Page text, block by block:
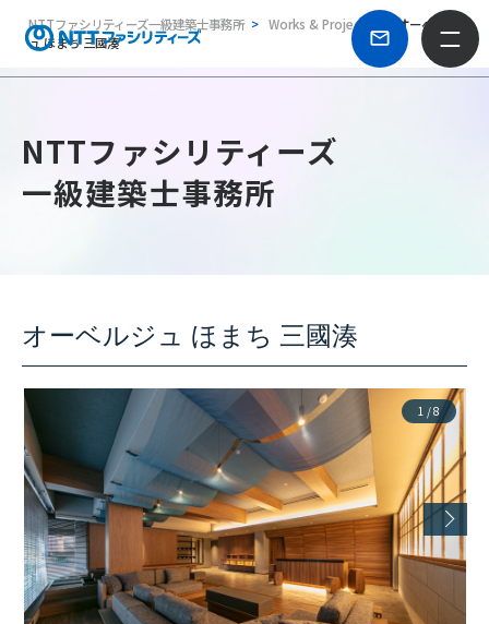
NTTファシリティーズ一級建築士事務所 Works & Projects
オーベルジ
ュ ほまち 三國湊
NTTファシリティーズ
一級建築士事務所
オーベルジュ ほまち 三國湊
1 /8